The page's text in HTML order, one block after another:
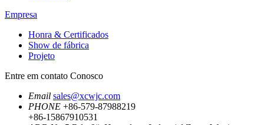
Empresa
Honra & Certificados
Show de fábrica
Projeto
Entre em contato Conosco
Email sales@xcwjc.com
PHONE +86-579-87988219
+86-15867910531